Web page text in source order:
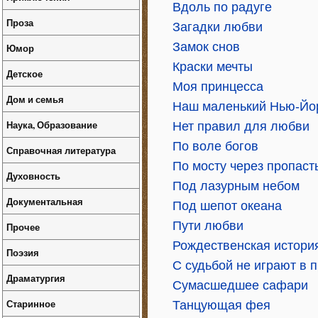
Вдоль по радуге
Загадки любви
Замок снов
Краски мечты
Моя принцесса
Наш маленький Нью-
Нет правил для любви
По воле богов
По мосту через
Под лазурным небом
Под шепот океана
Пути любви
Рождественская
С судьбой не играют в
Сумасшедшее сафари
Танцующая фея
Проза
Юмор
Детское
Дом и семья
Наука, Образование
Справочная литература
Духовность
Документальная
Прочее
Поэзия
Драматургия
Старинное